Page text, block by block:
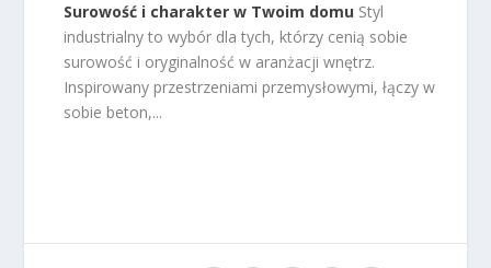
Surowość i charakter w Twoim domu Styl
industrialny to wybór dla tych, którzy cenią sobie
surowość i oryginalność w aranżacji wnętrz.
Inspirowany przestrzeniami przemysłowymi, łączy w
sobie beton,...